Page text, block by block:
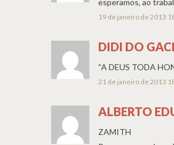
esperamos, ao
19 de janeiro de 2013
DIDI DO
“A DEUS TODA
21 de janeiro de 2013
ALBERTO
ZAMITH